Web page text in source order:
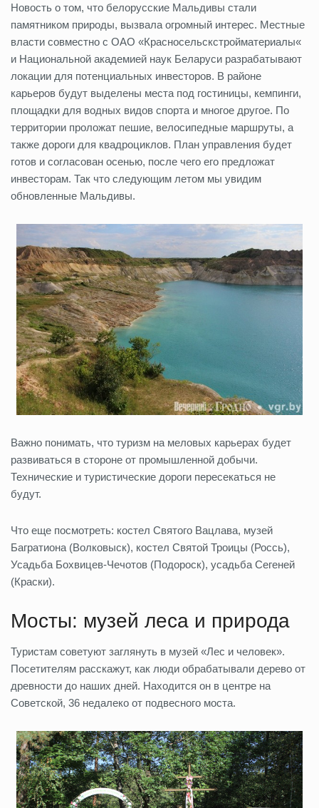
Новость о том, что белорусские Мальдивы стали
памятником природы, вызвала огромный интерес. Местные
власти совместно с ОАО «Красносельскстройматериалы«
и Национальной академией наук Беларуси разрабатывают
локации для потенциальных инвесторов. В районе
карьеров будут выделены места под гостиницы, кемпинги,
площадки для водных видов спорта и многое другое. По
территории проложат пешие, велосипедные маршруты, а
также дороги для квадроциклов. План управления будет
готов и согласован осенью, после чего его предложат
инвесторам. Так что следующим летом мы увидим
обновленные Мальдивы.
Важно понимать, что туризм на меловых карьерах будет
развиваться в стороне от промышленной добычи.
Технические и туристические дороги пересекаться не
будут.
Что еще посмотреть: костел Святого Вацлава, музей
Багратиона (Волковыск), костел Святой Троицы (Россь),
Усадьба Бохвицев-Чечотов (Подороск), усадьба Сегеней
(Краски).
Мосты: музей леса и природа
Туристам советуют заглянуть в музей «Лес и человек».
Посетителям расскажут, как люди обрабатывали дерево от
древности до наших дней. Находится он в центре на
Советской, 36 недалеко от подвесного моста.